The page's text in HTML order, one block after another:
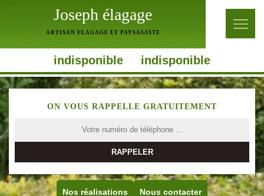
Joseph élagage
ARTISAN ELAGAGE ET PAYSAGISTE
indisponible indisponible
ON VOUS RAPPELLE GRATUITEMENT
Nos réalisations Nous contacter